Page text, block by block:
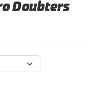
Doubters